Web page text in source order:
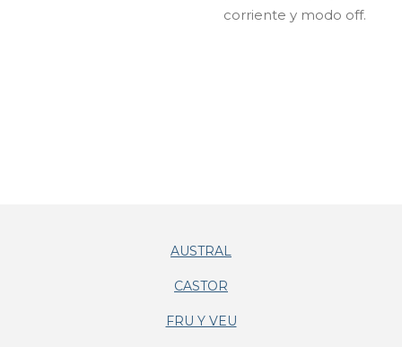
corriente y modo off.
AUSTRAL
CASTOR
FRU Y VEU